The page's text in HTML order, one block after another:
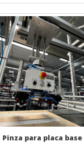
Pinza para placa base